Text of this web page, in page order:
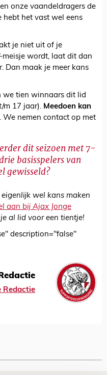
onze vaandeldragers de
hebt het vast wel eens
je niet uit of je
wordt, laat dit dan
Dan maak je meer kans
we tien winnaars dit lid
m 17 jaar). Meedoen kan
. We nemen contact op met
dit seizoen met 7-
basisspelers van
gewisseld?
wel kans maken
aan bij Ajax Jonge
al lid voor een tientje!
description="false"
Redactie